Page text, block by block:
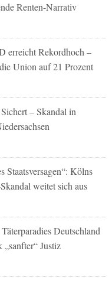
Renten-Narrativ
erreicht Rekordhoch –
Union auf 21 Prozent
– Skandal in
Staatsversagen“: Kölns
weitet sich aus
Deutschland
„sanfter“ Justiz